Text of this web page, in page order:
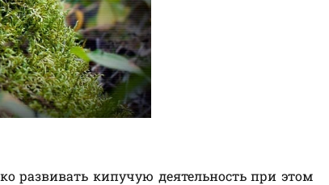
развивать кипучую деятельность при этом